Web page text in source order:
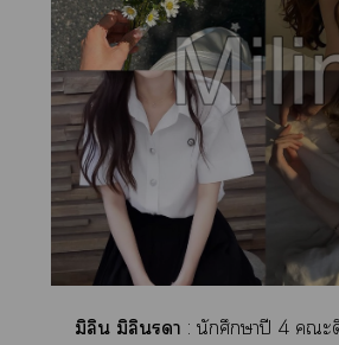
มิลิน มิลินา : นักศึกษาปี 4 ะ